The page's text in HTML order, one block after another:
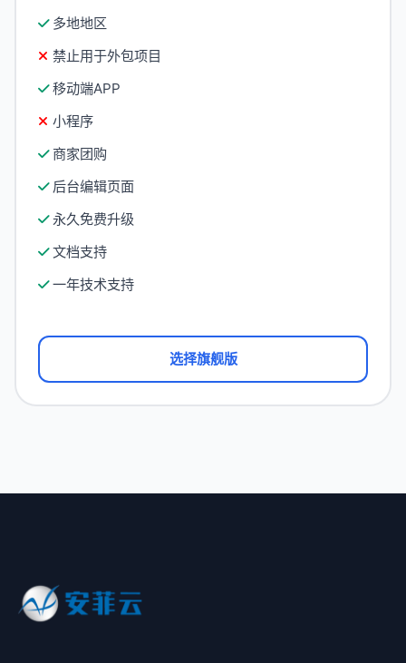
多地地区
禁止用于外包项目
移动端APP
小程序
商家团购
后台编辑页面
永久免费升级
文档支持
一年技术支持
选择旗舰版